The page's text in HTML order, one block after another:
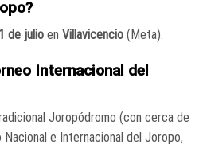
de julio en Villavicencio (Meta).
Internacional del
Joropódromo (con cerca de
e Internacional del Joropo,